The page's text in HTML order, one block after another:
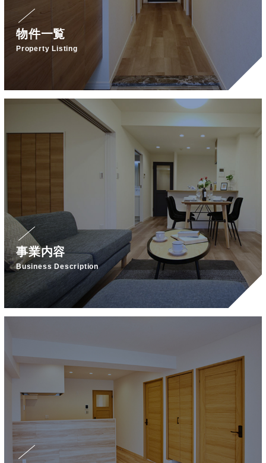
物件一覧
Property Listing
事業内容
Business Description